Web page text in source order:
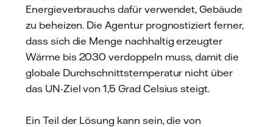
Energieverbrauchs dafür verwendet, Gebäude
zu beheizen. Die Agentur prognostiziert ferner,
dass sich die Menge nachhaltig erzeugter
Wärme bis 2030 verdoppeln muss, damit die
globale Durchschnittstemperatur nicht über
das UN-Ziel von 1,5 Grad Celsius steigt.
Ein Teil der Lösung kann sein, die von